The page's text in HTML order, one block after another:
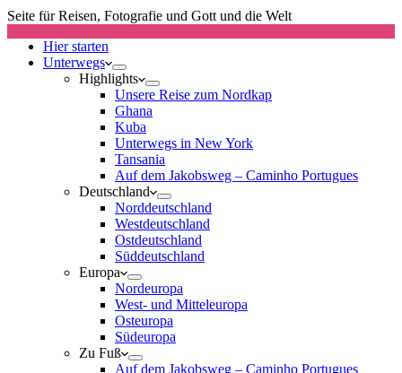
Seite für Reisen, Fotografie und Gott und die Welt
Hier starten
Unterwegs
Highlights
Unsere Reise zum Nordkap
Ghana
Kuba
Unterwegs in New York
Tansania
Auf dem Jakobsweg – Caminho Portugues
Deutschland
Norddeutschland
Westdeutschland
Ostdeutschland
Süddeutschland
Europa
Nordeuropa
West- und Mitteleuropa
Osteuropa
Südeuropa
Zu Fuß
Auf dem Jakobsweg – Caminho Portugues